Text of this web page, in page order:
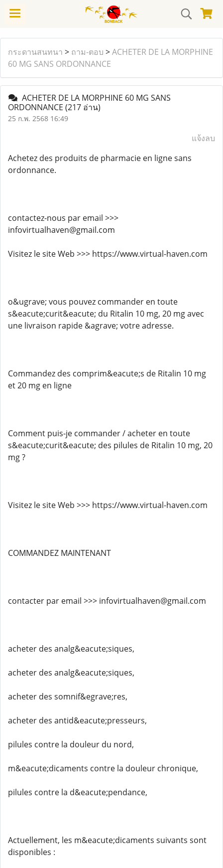
กระดานสนทนา > ถาม-ตอบ >ACHETER DE LA MORPHINE
60 MG SANS ORDONNANCE
ACHETER DE LA MORPHINE 60 MG SANS
ORDONNANCE (217 อ่าน)
25 ก.พ. 2568 16:49
แจ้งลบ
Achetez des produits de pharmacie en ligne sans
ordonnance.
contactez-nous par email >>>
infovirtualhaven@gmail.com
Visitez le site Web >>> https://www.virtual-haven.com
o&ugrave; vous pouvez commander en toute
s&eacute;curit&eacute; du Ritalin 10 mg, 20 mg avec
une livraison rapide &agrave; votre adresse.
Commandez des comprim&eacute;s de Ritalin 10 mg
et 20 mg en ligne
Comment puis-je commander / acheter en toute
s&eacute;curit&eacute; des pilules de Ritalin 10 mg, 20
mg ?
Visitez le site Web >>> https://www.virtual-haven.com
COMMANDEZ MAINTENANT
contacter par email >>> infovirtualhaven@gmail.com
acheter des analg&eacute;siques,
acheter des analg&eacute;siques,
acheter des somnif&egrave;res,
acheter des antid&eacute;presseurs,
pilules contre la douleur du nord,
m&eacute;dicaments contre la douleur chronique,
pilules contre la d&eacute;pendance,
Actuellement, les m&eacute;dicaments suivants sont
disponibles :